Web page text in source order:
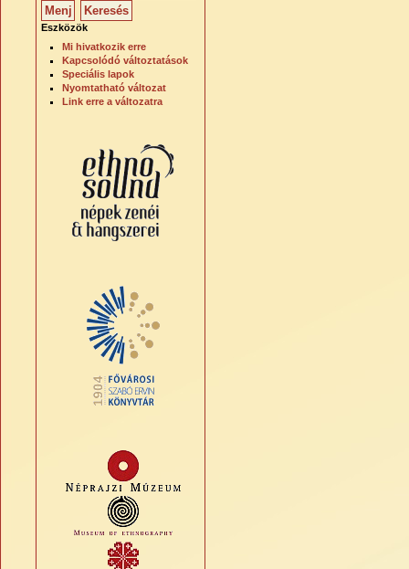
Eszközök
Mi hivatkozik erre
Kapcsolódó változtatások
Speciális lapok
Nyomtatható változat
Link erre a változatra